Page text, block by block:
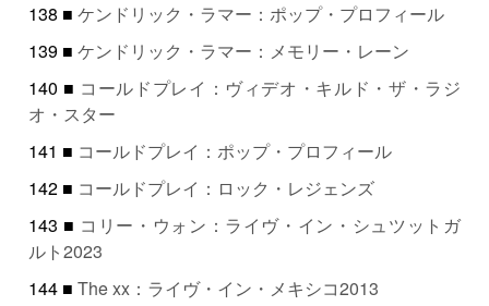
138 ■ケンドリック・ラマー：ポップ・プロフィール
139 ■ケンドリック・ラマー：メモリー・レーン
140 ■ コールドプレイ：ヴィデオ・キルド・ザ・ラジ
オ・スター
141 ■ コールドプレイ：ポップ・プロフィール
142 ■ コールドプレイ：ロック・レジェンズ
143 ■ コリー・ウォン：ライヴ・イン・シュツットガ
ルト2023
144 ■The xx：ライヴ・イン・メキシコ2013